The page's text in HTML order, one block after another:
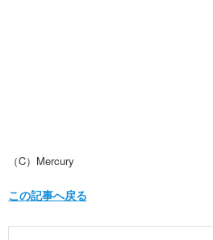
（C）Mercury
この記事へ戻る